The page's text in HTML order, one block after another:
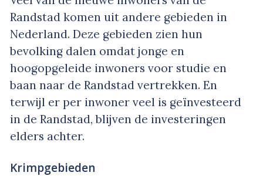
Randstad komen uit andere gebieden in
Nederland. Deze gebieden zien hun
bevolking dalen omdat jonge en
hoogopgeleide inwoners voor studie en
baan naar de Randstad vertrekken. En
terwijl er per inwoner veel is geïnvesteerd
in de Randstad, blijven de investeringen
elders achter.
Krimpgebieden